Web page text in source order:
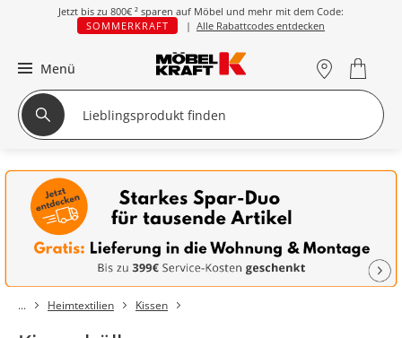
Jetzt bis zu 800€ ² sparen auf Möbel und mehr mit dem Code:
SOMMERKRAFT
| Alle Rabattcodes entdecken
Menü
Heimtextilien Kissen